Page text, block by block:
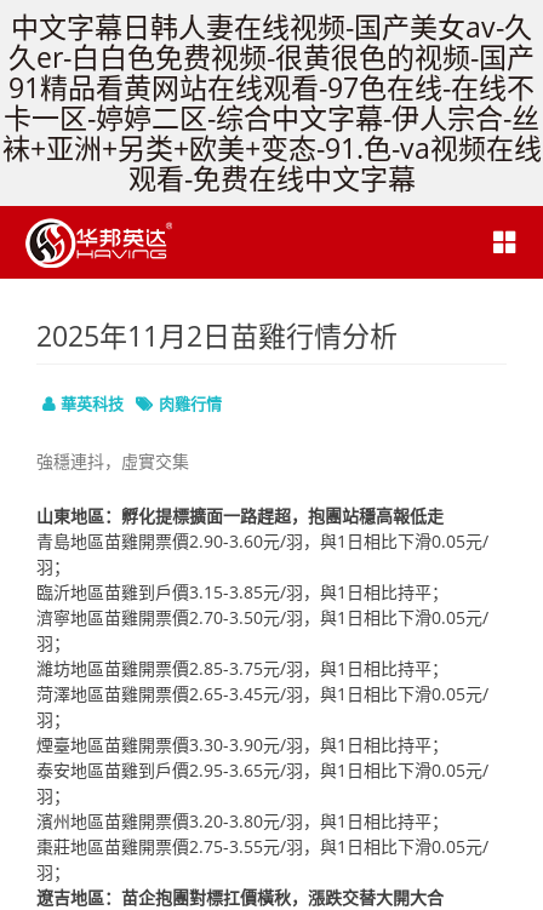
中文字幕日韩人妻在线视频-国产美女av-久
久er-白白色免费视频-很黄很色的视频-国产
91精品看黄网站在线观看-97色在线-在线不
卡一区-婷婷二区-综合中文字幕-伊人宗合-丝
袜+亚洲+另类+欧美+变态-91.色-va视频在线
观看-免费在线中文字幕
2025年11月2日苗雞行情分析
華英科技 肉雞行情
強穩連抖，虛實交集
山東地區：孵化提標擴面一路趕超，抱團站穩高報低走
青島地區苗雞開票價2.90-3.60元/羽，與1日相比下滑0.05元/
羽；
臨沂地區苗雞到戶價3.15-3.85元/羽，與1日相比持平；
濟寧地區苗雞開票價2.70-3.50元/羽，與1日相比下滑0.05元/
羽；
濰坊地區苗雞開票價2.85-3.75元/羽，與1日相比持平；
菏澤地區苗雞開票價2.65-3.45元/羽，與1日相比下滑0.05元/
羽；
煙臺地區苗雞開票價3.30-3.90元/羽，與1日相比持平；
泰安地區苗雞到戶價2.95-3.65元/羽，與1日相比下滑0.05元/
羽；
濱州地區苗雞開票價3.20-3.80元/羽，與1日相比持平；
棗莊地區苗雞開票價2.75-3.55元/羽，與1日相比下滑0.05元/
羽；
遼吉地區：苗企抱團對標扛價橫秋，漲跌交替大開大合